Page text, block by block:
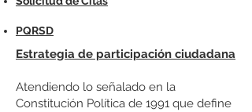
PQRSD
Estrategia de participación ciudadana
Atendiendo lo señalado en la
Constitución Política de 1991 que define